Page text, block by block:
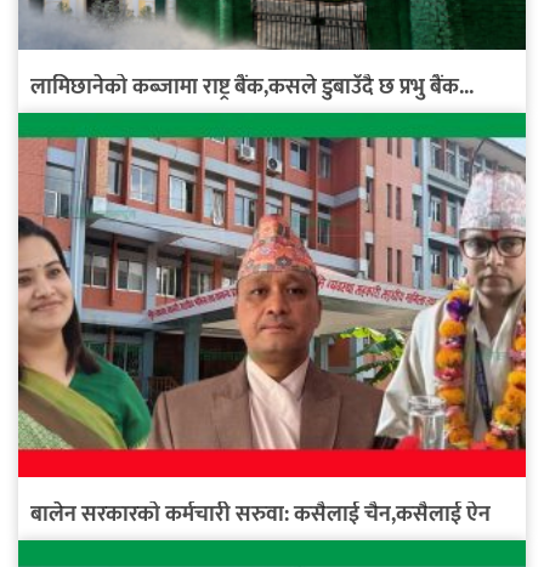
लामिछानेको कब्जामा राष्ट्र बैंक,कसले डुबाउँदै छ प्रभु बैंक...
बालेन सरकारको कर्मचारी सरुवा: कसैलाई चैन,कसैलाई ऐन